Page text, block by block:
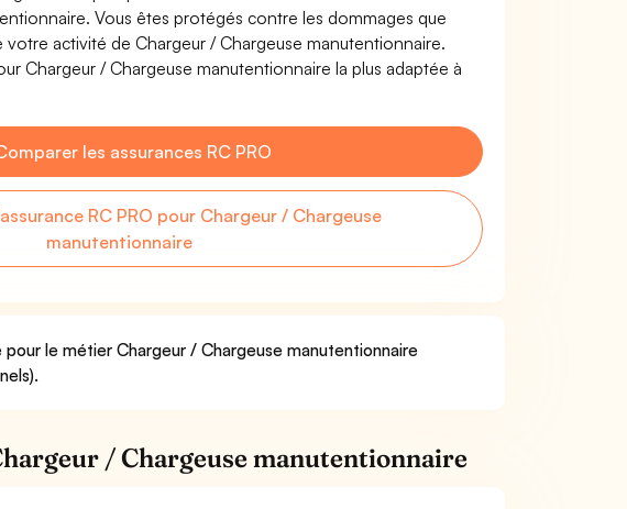
Vous êtes protégés contre les dommages que
votre activité de Chargeur / Chargeuse manutentionnaire.
Chargeur / Chargeuse manutentionnaire la plus adaptée à
les assurances RC PRO
RC PRO pour Chargeur / Chargeuse
manutentionnaire
le métier Chargeur / Chargeuse manutentionnaire
/ Chargeuse manutentionnaire